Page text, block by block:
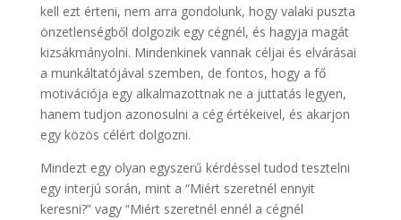
kell ezt érteni, nem arra gondolunk, hogy valaki puszta
önzetlenségből dolgozik egy cégnél, és hagyja magát
kizsákmányolni. Mindenkinek vannak céljai és elvárásai
a munkáltatójával szemben, de fontos, hogy a fő
motivációja egy alkalmazottnak ne a juttatás legyen,
hanem tudjon azonosulni a cég értékeivel, és akarjon
egy közös célért dolgozni.
Mindezt egy olyan egyszerű kérdéssel tudod tesztelni
egy interjú során, mint a “Miért szeretnél ennyit
keresni?” vagy “Miért szeretnél ennél a cégnél